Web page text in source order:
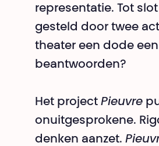
representatie. Tot
gesteld door twee
theater een dode
beantwoorden?
Het project Pieuvre
onuitgesprokene.
denken aanzet.